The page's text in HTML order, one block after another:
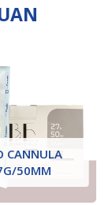
CANNULA
50MM